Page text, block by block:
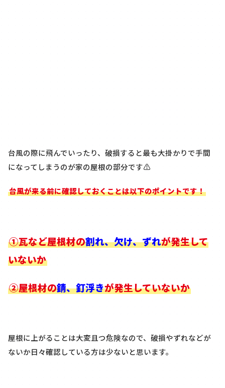
台風の際に飛んでいったり、破損すると最も大掛かりで手間
になってしまうのが家の屋根の部分です⚠
台風が来る前に確認しておくことは以下のポイントです！
①瓦など屋根材の割れ、欠け、ずれが発生して
いないか
②屋根材の錆、釘浮きが発生していないか
屋根に上がることは大変且つ危険なので、破損やずれなどが
ないか日々確認している方は少ないと思います。